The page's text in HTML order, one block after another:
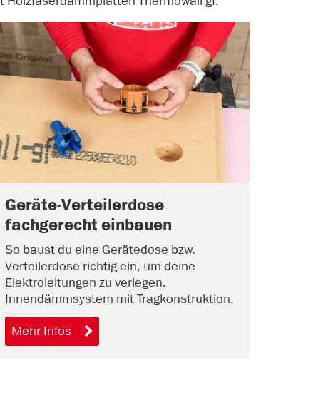
Geräte-Verteilerdose
fachgerecht einbauen
So baust du eine Gerätedose bzw.
Verteilerdose richtig ein, um deine
Elektroleitungen zu verlegen.
Innendämmsystem mit Tragkonstruktion.
Mehr Infos